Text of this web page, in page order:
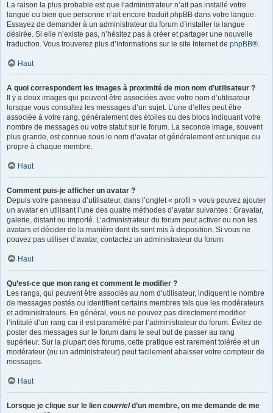
La raison la plus probable est que l’administrateur n’ait pas installé votre
langue ou bien que personne n’ait encore traduit phpBB dans votre langue.
Essayez de demander à un administrateur du forum d’installer la langue
désirée. Si elle n’existe pas, n’hésitez pas à créer et partager une nouvelle
traduction. Vous trouverez plus d’informations sur le site Internet de phpBB®.
Haut
A quoi correspondent les images à proximité de mon nom d’utilisateur ?
Il y a deux images qui peuvent être associées avec votre nom d’utilisateur
lorsque vous consultez les messages d’un sujet. L’une d’elles peut être
associée à votre rang, généralement des étoiles ou des blocs indiquant votre
nombre de messages ou votre statut sur le forum. La seconde image, souvent
plus grande, est connue sous le nom d’avatar et généralement est unique ou
propre à chaque membre.
Haut
Comment puis-je afficher un avatar ?
Depuis votre panneau d’utilisateur, dans l’onglet « profil » vous pouvez ajouter
un avatar en utilisant l’une des quatre méthodes d’avatar suivantes : Gravatar,
galerie, distant ou importé. L’administrateur du forum peut activer ou non les
avatars et décider de la manière dont ils sont mis à disposition. Si vous ne
pouvez pas utiliser d’avatar, contactez un administrateur du forum.
Haut
Qu’est-ce que mon rang et comment le modifier ?
Les rangs, qui peuvent être associés au nom d’utilisateur, indiquent le nombre
de messages postés ou identifient certains membres tels que les modérateurs
et administrateurs. En général, vous ne pouvez pas directement modifier
l’intitulé d’un rang car il est paramétré par l’administrateur du forum. Évitez de
poster des messages sur le forum dans le seul but de passer au rang
supérieur. Sur la plupart des forums, cette pratique est rarement tolérée et un
modérateur (ou un administrateur) peut facilement abaisser votre compteur de
messages.
Haut
Lorsque je clique sur le lien courrield’un membre, on me demande de me